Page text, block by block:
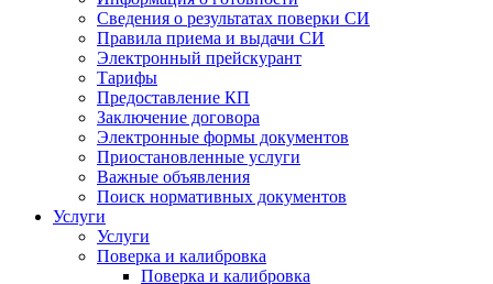
Сведения о результатах поверки СИ
Правила приема и выдачи СИ
Электронный прейскурант
Тарифы
Предоставление КП
Заключение договора
Электронные формы документов
Приостановленные услуги
Важные объявления
Поиск нормативных документов
Услуги
Услуги
Поверка и калибровка
Поверка и калибровка